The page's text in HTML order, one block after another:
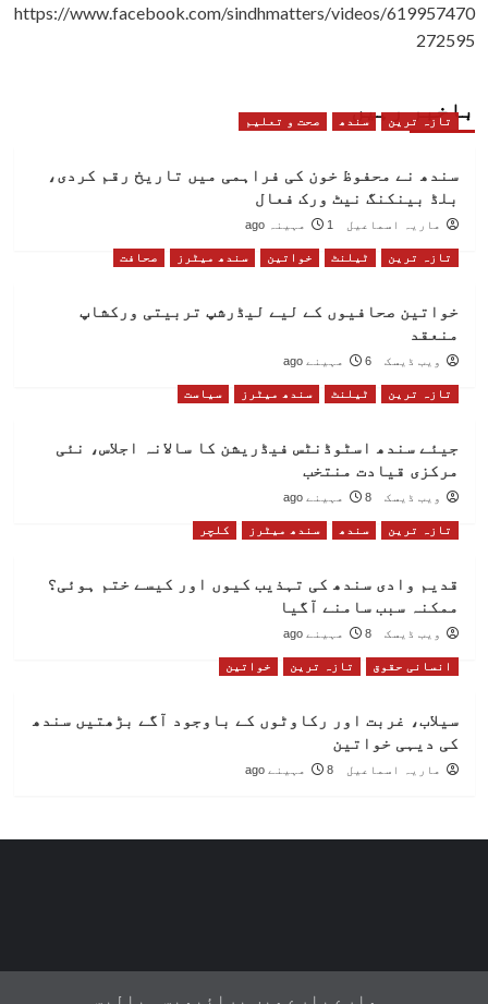
https://www.facebook.com/sindhmatters/videos/619957470
272595
باخبر رہیں
تازہ ترین سندھ صحت و تعلیم
سندھ نے محفوظ خون کی فراہمی میں تاریخ رقم کردی،
بلڈ بینکنگ نیٹ ورک فعال
ماریہ اسماعیل 1 مہینہ ago
تازہ ترین ٹیلنٹ خواتین سندھ میٹرز صحافت
خواتین صحافیوں کے لیے لیڈرشپ تربیتی ورکشاپ
منعقد
ویب ڈیسک 6 مہینے ago
تازہ ترین ٹیلنٹ سندھ میٹرز سیاست
جیئے سندھ اسٹوڈنٹس فیڈریشن کا سالانہ اجلاس، نئی
مرکزی قیادت منتخب
ویب ڈیسک 8 مہینے ago
تازہ ترین سندھ سندھ میٹرز کلچر
قدیم وادی سندھ کی تہذیب کیوں اور کیسے ختم ہوئی؟
ممکنہ سبب سامنے آگیا
ویب ڈیسک 8 مہینے ago
انسانی حقوق تازہ ترین خواتین
سیلاب، غربت اور رکاوٹوں کے باوجود آگے بڑھتیں سندھ
کی دیہی خواتین
ماریہ اسماعیل 8 مہینے ago
ہمارے بارے میں پرائیویسی پالیسی